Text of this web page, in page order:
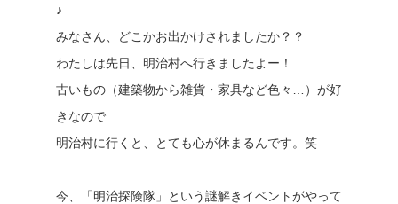
♪
みなさん、どこかお出かけされましたか？？
わたしは先日、明治村へ行きましたよー！
古いもの（建築物から雑貨・家具など色々…）が好
きなので
明治村に行くと、とても心が休まるんです。笑
今、「明治探険隊」という謎解きイベントがやって